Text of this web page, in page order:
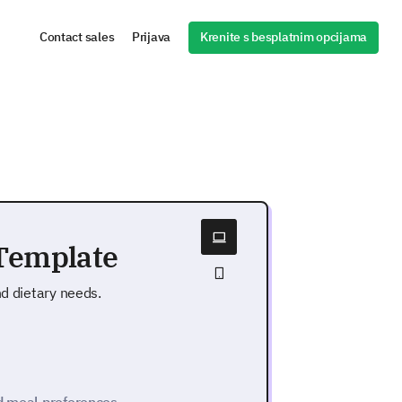
Contact sales Prijava Krenite s besplatnim opcijama
dietary needs.